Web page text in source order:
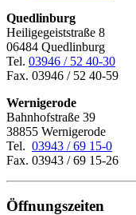
Quedlinburg
Heiligegeiststraße 8
06484 Quedlinburg
Tel. 03946 / 52 40-30
Fax. 03946 / 52 40-59
Wernigerode
Bahnhofstraße 39
38855 Wernigerode
Tel. 03943 / 69 15-0
Fax. 03943 / 69 15-26
Öffnungszeiten